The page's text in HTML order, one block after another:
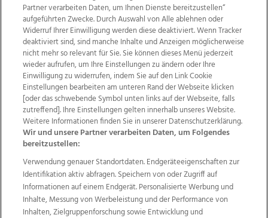
Wir über uns Mediadaten Kontakt
Jobs
Datenschutz
Impressum
AGB Anzeigekunden
AGB Website
Ehrenkodex Politische Werbung
Weitere Angebote des Medienhauses Wimmer
TV1 di-mog-i.at OÖNow
Ischler Woche
Life Radio
OÖNachrichten
OÖN Immobilien
OÖN Karriere
OÖN Reise
Promenaden Galerien
Partner verarbeiten Daten, um Ihnen Dienste bereitzustellen“
aufgeführten Zwecke. Durch Auswahl von Alle ablehnen oder
Widerruf Ihrer Einwilligung werden diese deaktiviert. Wenn Tracker
deaktiviert sind, sind manche Inhalte und Anzeigen möglicherweise
nicht mehr so relevant für Sie. Sie können dieses Menü jederzeit
wieder aufrufen, um Ihre Einstellungen zu ändern oder Ihre
Einwilligung zu widerrufen, indem Sie auf den Link Cookie
Einstellungen bearbeiten am unteren Rand der Webseite klicken
[oder das schwebende Symbol unten links auf der Webseite, falls
zutreffend]. Ihre Einstellungen gelten innerhalb unseres Website.
Weitere Informationen finden Sie in unserer Datenschutzerklärung.
Wir und unsere Partner verarbeiten Daten, um Folgendes
bereitzustellen:
Verwendung genauer Standortdaten. Endgeräteeigenschaften zur
Identifikation aktiv abfragen. Speichern von oder Zugriff auf
Informationen auf einem Endgerät. Personalisierte Werbung und
Inhalte, Messung von Werbeleistung und der Performance von
Inhalten, Zielgruppenforschung sowie Entwicklung und